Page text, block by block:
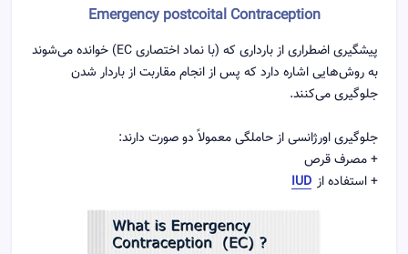
Emergency postcoital Contraception
پیشگیری اضطراری از بارداری که (با نماد اختصاری EC) خوانده می‌شوند
به روش‌هایی اشاره دارد که پس از انجام مقاربت از باردار شدن
جلوگیری می‌کنند.
جلوگیری اورژانسی از حاملگی معمولاً دو صورت دارند:
+ مصرف قرص
+ استفاده از IUD